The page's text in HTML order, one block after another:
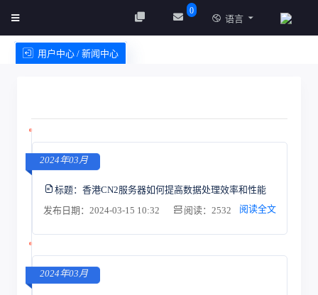
0
语言
用户中心 / 新闻中心
2024年03月
标题： 香港CN2服务器如何提高数据处理效率和性能
发布日期：2024-03-15 10:32
阅读：2532 阅读全文
2024年03月